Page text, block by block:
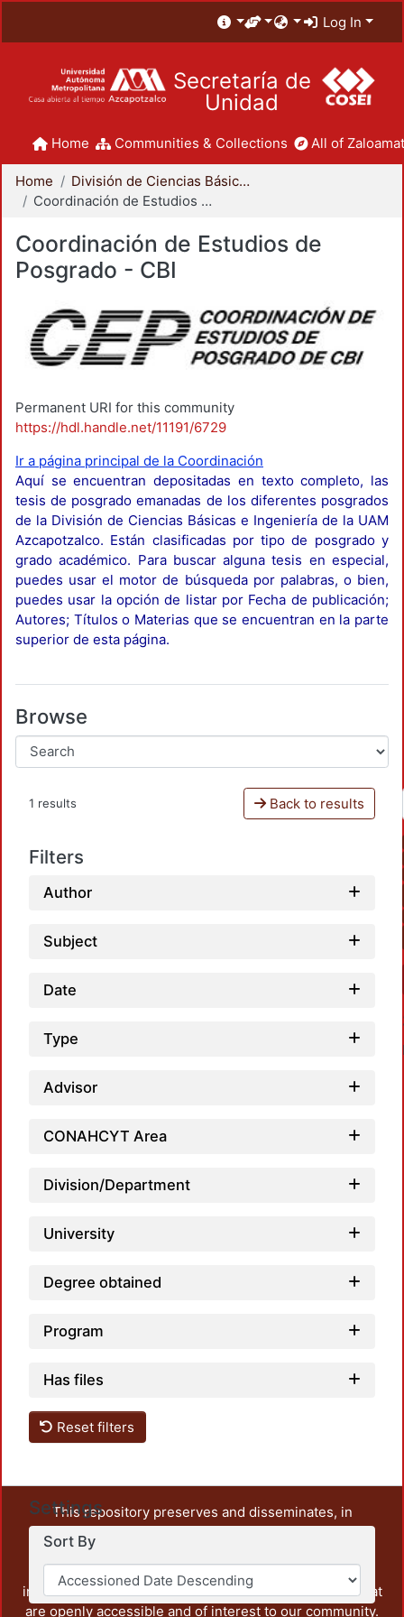
Log In
Secretaría de
Unidad
Home Communities & Collections All of
Home
División de Ciencias Básicas e Ingeniería
Coordinación de Estudios de Posgrado - CBI
Coordinación de Estudios de
Posgrado - CBI
Permanent URI for this community
https://hdl.handle.net/11191/6729
Ir a página principal de la Coordinación
Aquí se encuentran depositadas en texto completo, las
tesis de posgrado emanadas de los diferentes posgrados
de la División de Ciencias Básicas e Ingeniería de la UAM
Azcapotzalco. Están clasificadas por tipo de posgrado y
grado académico. Para buscar alguna tesis en especial,
puedes usar el motor de búsqueda por palabras, o bien,
puedes usar la opción de listar por Fecha de publicación;
Autores; Títulos o Materias que se encuentran en la parte
superior de esta página.
Browse
1 results Back to results
Filters
Author
Subject
Date
Type
Advisor
CONAHCYT Area
Division/Department
University
Degree obtained
Program
Has files
Reset filters
Settings
Sort By
This repository preserves and disseminates, in
unrestricted open access, the teaching and research
output of UAM Azcapotzalco. It also includes some
administrative and graphic documents from the
institution, as well as content from other institutions that
are openly accessible and of interest to our community.